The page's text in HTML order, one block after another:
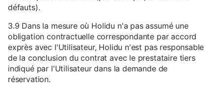
défauts).
3.9 Dans la mesure où Holidu n'a pas assumé une
obligation contractuelle correspondante par accord
exprès avec l'Utilisateur, Holidu n'est pas responsable
de la conclusion du contrat avec le prestataire tiers
indiqué par l'Utilisateur dans la demande de
réservation.